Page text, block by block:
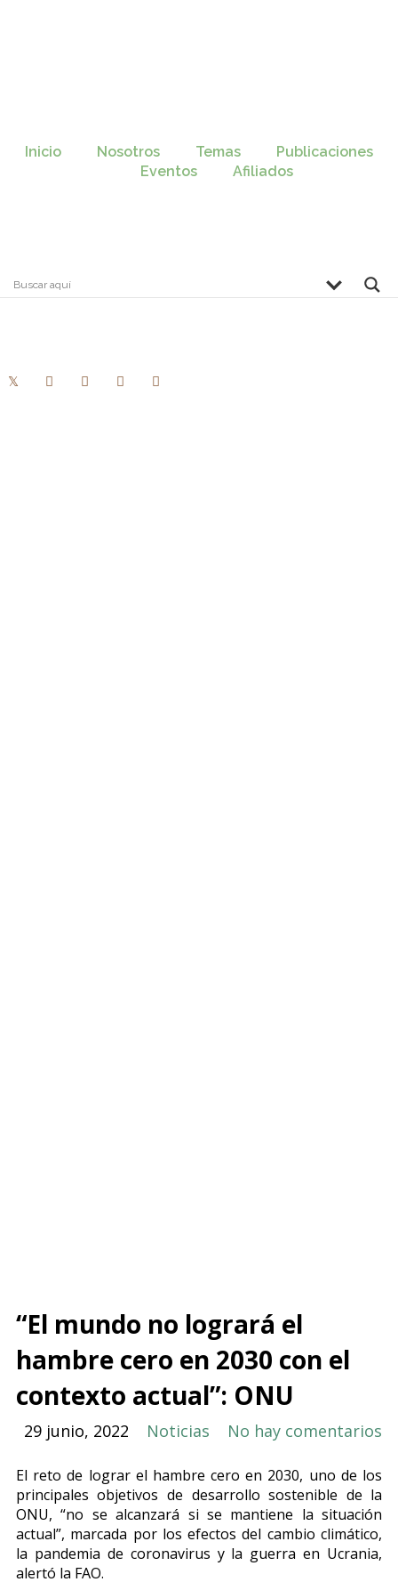
Inicio Nosotros Temas
Publicaciones
Eventos
Afiliados
“El mundo no logrará el
hambre cero en 2030 con el
contexto actual”: ONU
29 junio, 2022 Noticias No hay comentarios
El reto de lograr el hambre cero en 2030, uno de los
principales objetivos de desarrollo sostenible de la
ONU, “no se alcanzará si se mantiene la situación
actual”, marcada por los efectos del cambio climático,
la pandemia de coronavirus y la guerra en Ucrania,
alertó la FAO.